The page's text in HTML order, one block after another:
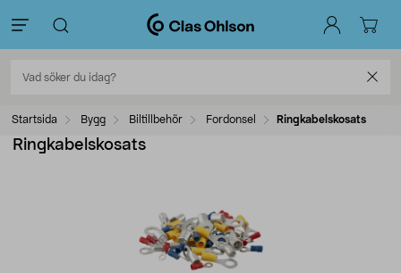
Startsida Bygg Biltillbehör Fordonsel Ringkabelskosats
Ringkabelskosats